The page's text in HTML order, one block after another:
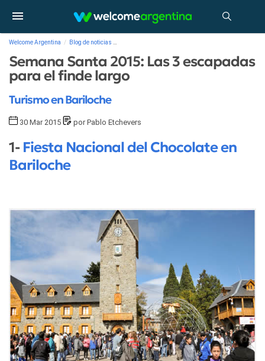
Welcome Argentina Blog de noticias
Semana Santa 2015: Las 3 escapadas
para el finde largo
Turismo en Bariloche
30 Mar 2015 por Pablo Etchevers
1- Fiesta Nacional del Chocolate en
Bariloche